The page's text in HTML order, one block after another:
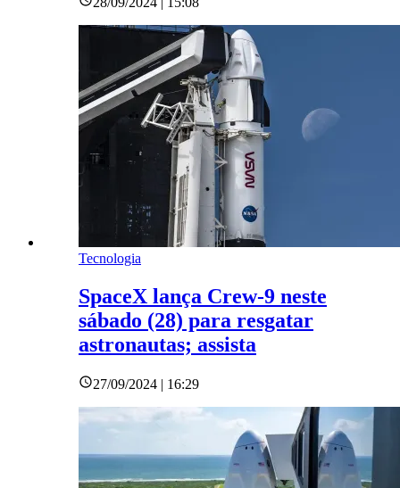
Tecnologia
SpaceX lança Crew-9 neste
sábado (28) para resgatar
astronautas; assista
27/09/2024 | 16:29